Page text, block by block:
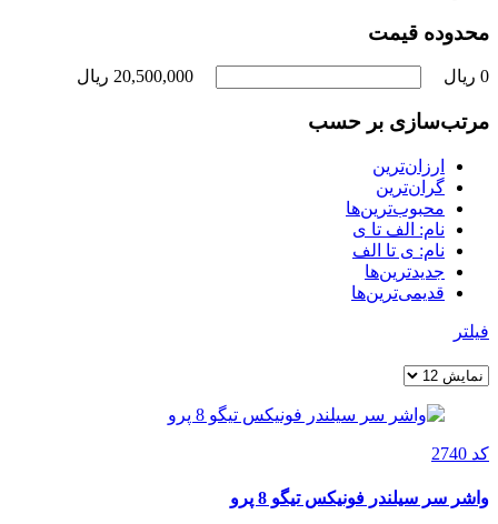
محدوده قیمت
0 ریال 20,500,000 ریال
مرتب‌سازی بر حسب
ارزان‌ترین
گران‌ترین
محبوب‌ترین‌ها
نام: الف تا ی
نام: ی تا الف
جدیدترین‌ها
قدیمی‌ترین‌ها
فیلتر
کد 2740
واشر سر سیلندر فونیکس تیگو 8 پرو